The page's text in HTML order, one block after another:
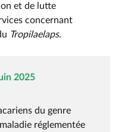
et de lutte
concernant
Tropilaelaps.
2025
du genre
réglementée